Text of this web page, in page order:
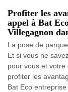
Profiter les
appel à Bat
Villegagnon
La pose de
Et si vous ne
pour vous et votre
profiter les
Bat Eco